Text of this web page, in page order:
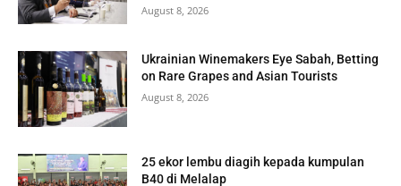
August 8, 2026
Ukrainian Winemakers Eye Sabah, Betting
on Rare Grapes and Asian Tourists
August 8, 2026
25 ekor lembu diagih kepada kumpulan
B40 di Melalap